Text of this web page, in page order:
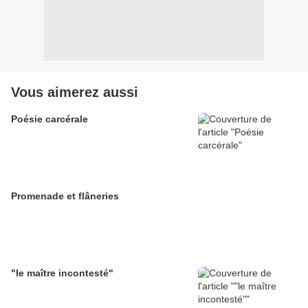
Vous aimerez aussi
Poésie carcérale
Promenade et flâneries
"le maître incontesté"